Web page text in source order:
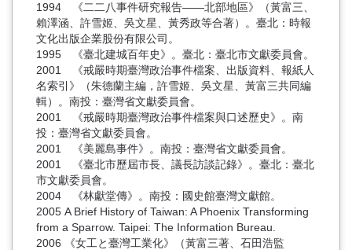
1994 《二二八事件研究報告——北部地區》（黃富三、
賴澤涵、許雪姬、吳文星、黃秀政等合著）。臺北：時報
文化出版企業股份有限公司。
1995 《臺北建城百年史》。臺北：臺北市文獻委員會。
2001 《戒嚴時期臺灣政治事件檔案、出版資料、報紙人
名索引》（朱德蘭主編，許雪姬、吳文星、黃富三共同編
輯）。南投：臺灣省文獻委員會。
2001 《戒嚴時期臺灣政治事件檔案與口述歷史》。南
投：臺灣省文獻委員會。
2001 《美麗島事件》。南投：臺灣省文獻委員會。
2001 《臺北市歷屆市長、議長訪談記錄》。臺北：臺北
市文獻委員會。
2004 《林獻堂傳》。南投：國史館臺灣文獻館。
2005 A Brief History of Taiwan: A Phoenix Transforming
from a Sparrow. Taipei: The Information Bureau.
2006 《女工と臺灣工業化》（黃富三著、石田浩監